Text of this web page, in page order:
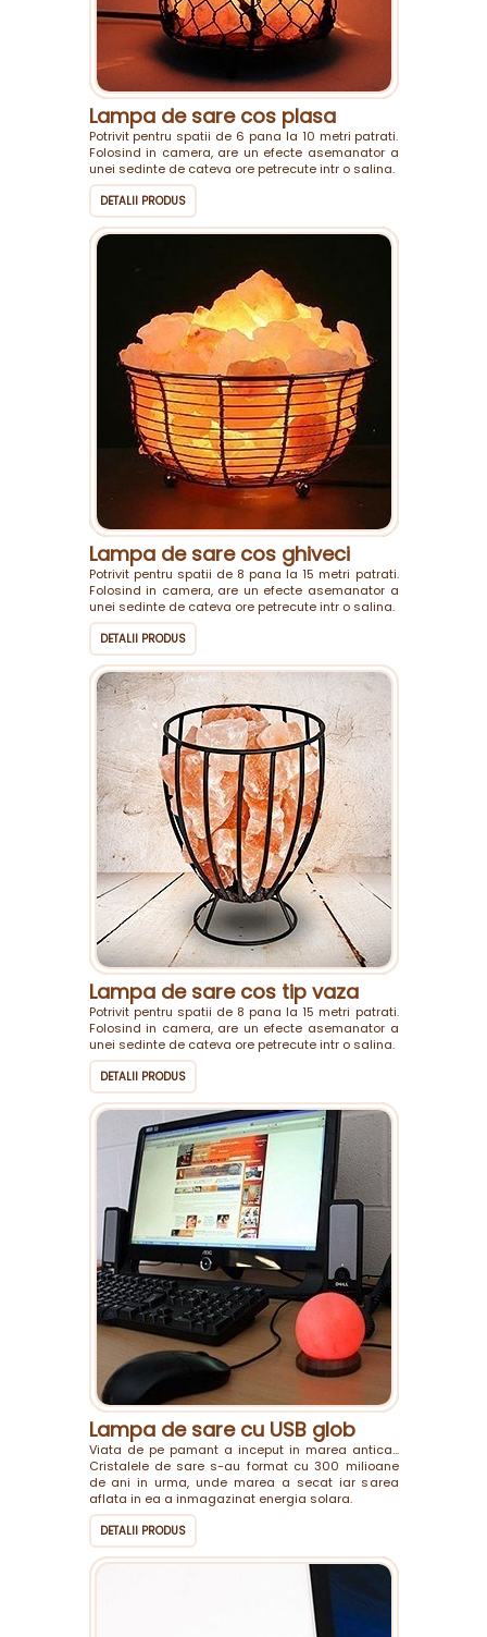
Lampa de sare cos plasa
Potrivit pentru spatii de 6 pana la 10 metri patrati.
Folosind in camera, are un efecte asemanator a
unei sedinte de cateva ore petrecute intr o salina.
DETALII PRODUS
Lampa de sare cos ghiveci
Potrivit pentru spatii de 8 pana la 15 metri patrati.
Folosind in camera, are un efecte asemanator a
unei sedinte de cateva ore petrecute intr o salina.
DETALII PRODUS
Lampa de sare cos tip vaza
Potrivit pentru spatii de 8 pana la 15 metri patrati.
Folosind in camera, are un efecte asemanator a
unei sedinte de cateva ore petrecute intr o salina.
DETALII PRODUS
Lampa de sare cu USB glob
Viata de pe pamant a inceput in marea antica...
Cristalele de sare s-au format cu 300 milioane
de ani in urma, unde marea a secat iar sarea
aflata in ea a inmagazinat energia solara.
DETALII PRODUS